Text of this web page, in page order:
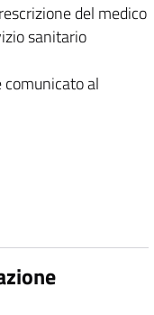
del medico
sanitario
al